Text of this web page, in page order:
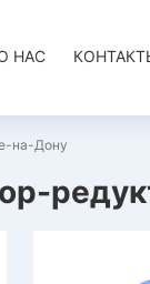
НАС
на-Дону